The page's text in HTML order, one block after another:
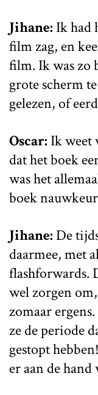
Jihane: Ik had
film zag, en
film. Ik was zo
grote scherm
gelezen, of
Oscar: Ik weet
dat het boek
was het
boek
Jihane: De
daarmee, met
flashforwards.
wel zorgen
zomaar
ze de periode
gestopt
er aan de hand